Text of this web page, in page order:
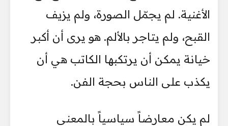
الأغنية. لم يجمّل الصورة، ولم يزيف
القبح، ولم يتاجر بالألم. هو يرى أن أكبر
خيانة يمكن أن يرتكبها الكاتب هي أن
يكذب على الناس بحجة الفن.
لم يكن معارضاً سياسياً بالمعنى